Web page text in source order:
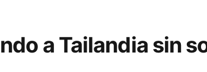
a Tailandia sin